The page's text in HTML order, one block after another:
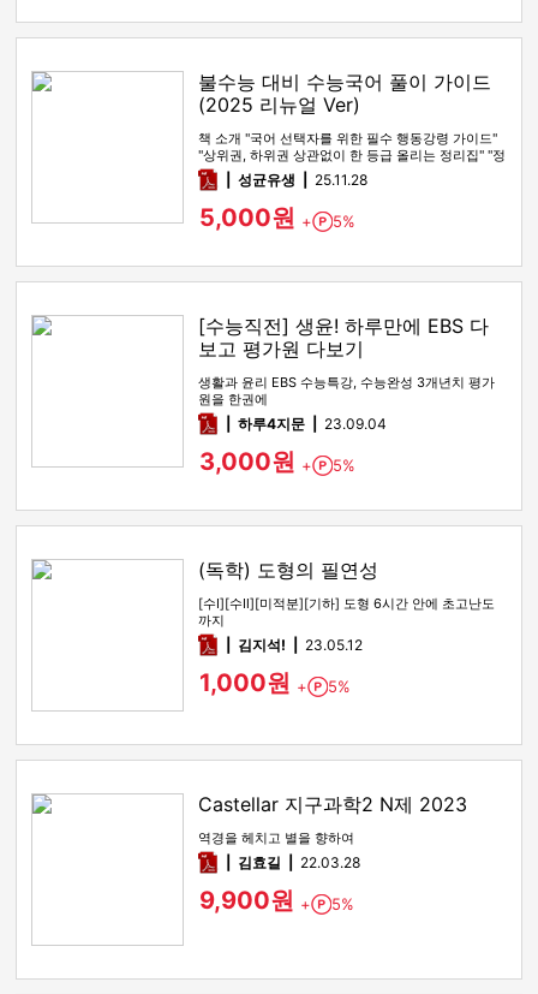
불수능 대비 수능국어 풀이 가이드
(2025 리뉴얼 Ver)
책 소개 "국어 선택자를 위한 필수 행동강령 가이드"
"상위권, 하위권 상관없이 한 등급 올리는 정리집" "정
시파이터 적극 …
pdf성균유생 25.11.28
5,000원 + Point
5%
[수능직전] 생윤! 하루만에 EBS 다
보고 평가원 다보기
생활과 윤리 EBS 수능특강, 수능완성 3개년치 평가
원을 한권에
pdf하루4지문 23.09.04
3,000원 + Point
5%
(독학) 도형의 필연성
[수Ⅰ][수Ⅱ][미적분][기하] 도형 6시간 안에 초고난도
까지
pdf김지석! 23.05.12
1,000원 + Point
5%
Castellar 지구과학2 N제 2023
역경을 헤치고 별을 향하여
pdf김효길 22.03.28
9,900원 + Point
5%